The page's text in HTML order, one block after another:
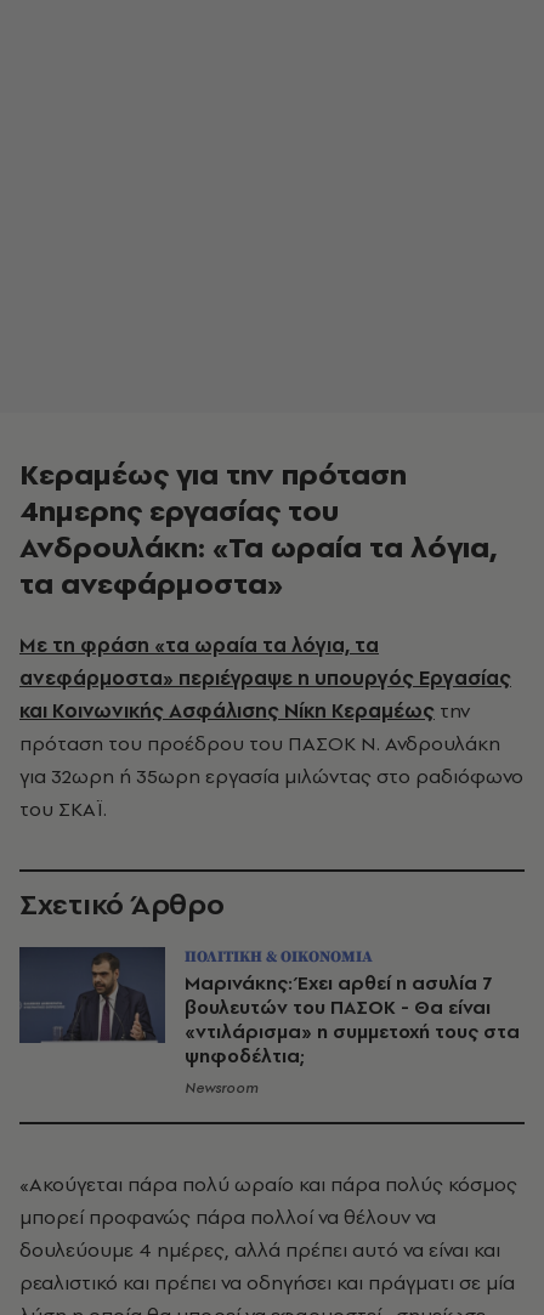
Κεραμέως για την πρόταση
4ημερης εργασίας του
Ανδρουλάκη: «Τα ωραία τα λόγια,
τα ανεφάρμοστα»
Με τη φράση «τα ωραία τα λόγια, τα
ανεφάρμοστα» περιέγραψε η υπουργός Εργασίας
και Κοινωνικής Ασφάλισης Νίκη Κεραμέως την
πρόταση του προέδρου του ΠΑΣΟΚ Ν. Ανδρουλάκη
για 32ωρη ή 35ωρη εργασία μιλώντας στο ραδιόφωνο
του ΣΚΑΪ.
Σχετικό Άρθρο
ΠΟΛΙΤΙΚΗ & ΟΙΚΟΝΟΜΙΑ
Μαρινάκης: Έχει αρθεί η ασυλία 7
βουλευτών του ΠΑΣΟΚ - Θα είναι
«ντιλάρισμα» η συμμετοχή τους στα
ψηφοδέλτια;
Newsroom
«Ακούγεται πάρα πολύ ωραίο και πάρα πολύς κόσμος
μπορεί προφανώς πάρα πολλοί να θέλουν να
δουλεύουμε 4 ημέρες, αλλά πρέπει αυτό να είναι και
ρεαλιστικό και πρέπει να οδηγήσει και πράγματι σε μία